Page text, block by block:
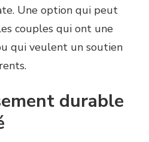
Une option qui peut
couples qui ont une
qui veulent un soutien
durable